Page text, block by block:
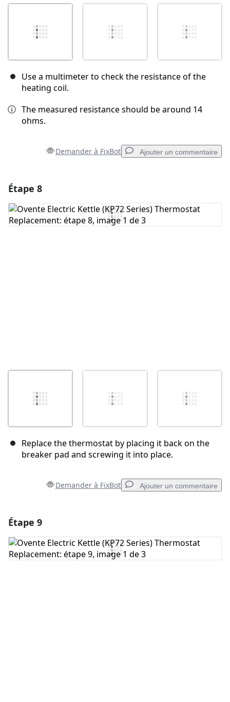
Use a multimeter to check the resistance of the
heating coil.
The measured resistance should be around 14
ohms.
Demander à FixBot Ajouter un commentaire
Ajouter un commentaire
Étape 8
Replace the thermostat by placing it back on the
breaker pad and screwing it into place.
Demander à FixBot Ajouter un commentaire
Ajouter un commentaire
Étape 9